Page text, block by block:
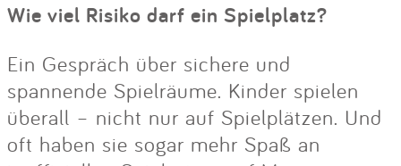
Wie viel Risiko darf ein Spielplatz?
Ein Gespräch über sichere und
spannende Spielräume. Kinder spielen
überall – nicht nur auf Spielplätzen. Und
oft haben sie sogar mehr Spaß an